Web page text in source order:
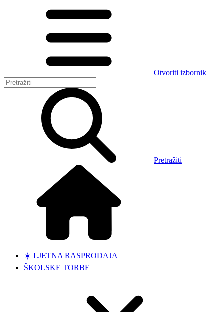
Otvoriti izbornik
Pretražiti
☀️ LJETNA RASPRODAJA
ŠKOLSKE TORBE